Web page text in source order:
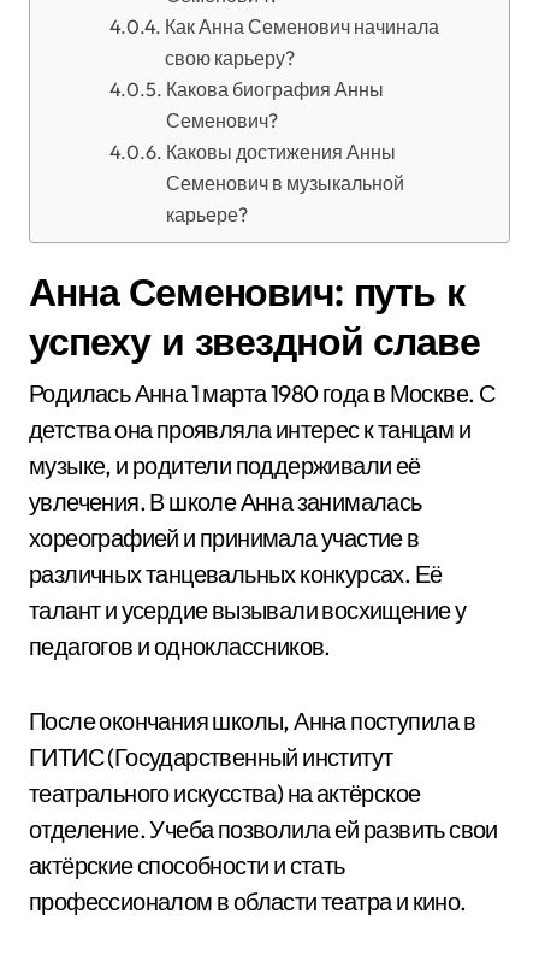
Как Анна Семенович начинала
свою карьеру?
Какова биография Анны
Семенович?
Каковы достижения Анны
Семенович в музыкальной
карьере?
Анна Семенович: путь к
успеху и звездной славе
Родилась Анна 1 марта 1980 года в Москве. С
детства она проявляла интерес к танцам и
музыке, и родители поддерживали её
увлечения. В школе Анна занималась
хореографией и принимала участие в
различных танцевальных конкурсах. Её
талант и усердие вызывали восхищение у
педагогов и одноклассников.
После окончания школы, Анна поступила в
ГИТИС (Государственный институт
театрального искусства) на актёрское
отделение. Учеба позволила ей развить свои
актёрские способности и стать
профессионалом в области театра и кино.